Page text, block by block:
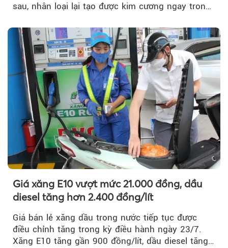
sau, nhân loại lại tạo được kim cương ngay trong
Giá xăng E10 vượt mức 21.000 đồng, dầu
diesel tăng hơn 2.400 đồng/lít
Giá bán lẻ xăng dầu trong nước tiếp tục được
điều chỉnh tăng trong kỳ điều hành ngày 23/7.
Xăng E10 tăng gần 900 đồng/lít, dầu diesel tăng